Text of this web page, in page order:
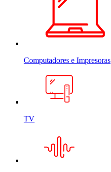
Computadores e Impresoras
TV